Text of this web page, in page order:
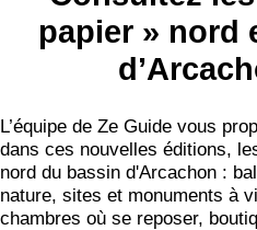
papier » nord
L’équipe de Ze Guide vous
dans ces nouvelles éditions,
nord du bassin d'Arcachon :
nature, sites et monuments à
chambres où se reposer,